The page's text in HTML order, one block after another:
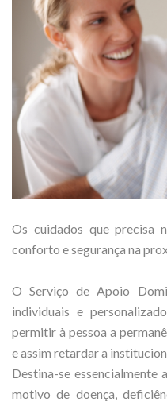
Os cuidados que precisa
conforto e segurança na
O Serviço de Apoio
individuais e
permitir à pessoa a
e assim retardar a
Destina-se essencialmente
motivo de doença,